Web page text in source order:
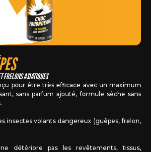
FRELONS ASIATIQUES
pour être très efficace avec un maximum
sans parfum ajouté, formule sèche sans
insectes volants dangereux (guêpes, frelon,
détériore pas les revêtements, tissus,